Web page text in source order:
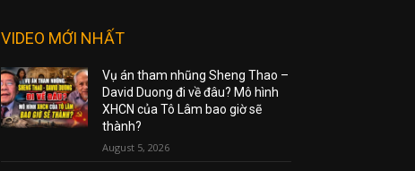
VIDEO MỚI NHẤT
Vụ án tham nhũng Sheng Thao –
David Duong đi về đâu? Mô hình
XHCN của Tô Lâm bao giờ sẽ
thành?
August 5, 2026